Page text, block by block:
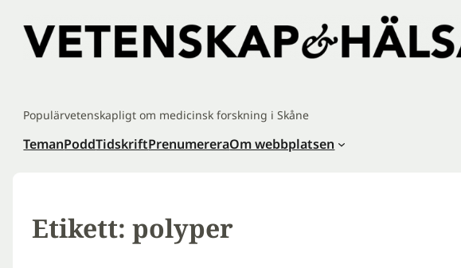
innehåll
Populärvetenskapligt om medicinsk forskning i Skåne
TemanPoddTidskriftPrenumereraOm webbplatsen
Etikett: polyper